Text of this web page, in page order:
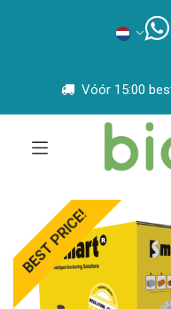
Vóór 15:00
BEST PRICE!